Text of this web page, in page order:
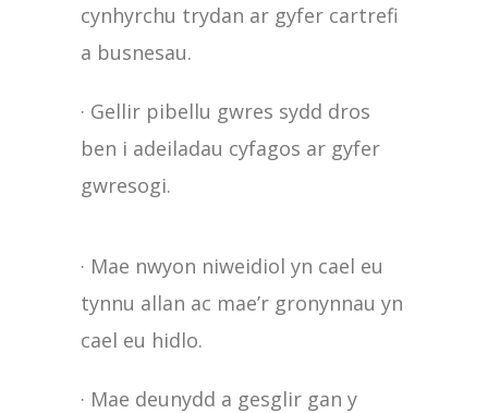
cynhyrchu trydan ar gyfer cartrefi
a busnesau.
· Gellir pibellu gwres sydd dros
ben i adeiladau cyfagos ar gyfer
gwresogi.
· Mae nwyon niweidiol yn cael eu
tynnu allan ac mae’r gronynnau yn
cael eu hidlo.
· Mae deunydd a gesglir gan y